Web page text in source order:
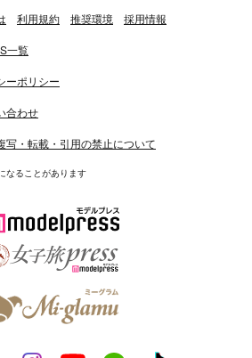
利用規約 推奨環境 採用情報
一覧
ーポリシー
合わせ
写・転載・引用の禁止について
なることがあります